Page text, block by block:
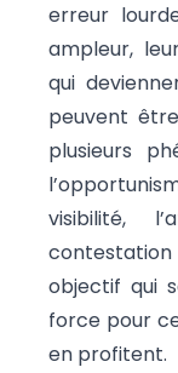
erreur
ampleur,
qui
peuvent
plusieurs
visibilité,
objectif qui
force pour
en profitent.